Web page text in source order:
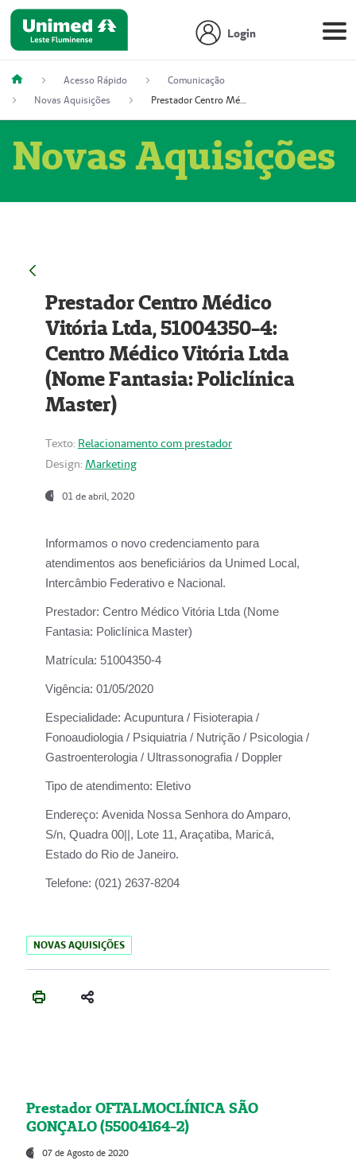
Login
Acesso Rápido
Comunicação
Novas Aquisições
Prestador Centro Médico Vitória Ltda, 51004350-4: Centro Médico Vitória Ltda (Nome Fantasia: Policlínica Master)
Novas Aquisições
Prestador Centro Médico
Vitória Ltda, 51004350-4:
Centro Médico Vitória Ltda
(Nome Fantasia: Policlínica
Master)
Texto: Relacionamento com prestador
Design: Marketing
01 de abril, 2020
Informamos o novo credenciamento para
atendimentos aos beneficiários da Unimed Local,
Intercâmbio Federativo e Nacional.
Prestador: Centro Médico Vitória Ltda (Nome
Fantasia: Policlínica Master)
Matrícula: 51004350-4
Vigência: 01/05/2020
Especialidade: Acupuntura / Fisioterapia /
Fonoaudiologia / Psiquiatria / Nutrição / Psicologia /
Gastroenterologia / Ultrassonografia / Doppler
Tipo de atendimento: Eletivo
Endereço: Avenida Nossa Senhora do Amparo,
S/n, Quadra 00||, Lote 11, Araçatiba, Maricá,
Estado do Rio de Janeiro.
Telefone: (021) 2637-8204
NOVAS AQUISIÇÕES
Prestador OFTALMOCLÍNICA SÃO
GONÇALO (55004164-2)
07 de Agosto de 2020